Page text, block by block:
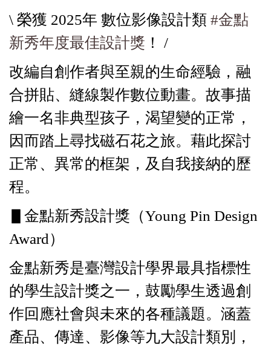
\ 榮獲 2025年 數位影像設計類 #金點
新秀年度最佳設計獎 ！ /
改編自創作者與至親的生命經驗，融
合拼貼、縫線製作數位動畫。故事描
繪一名非典型孩子，渴望變的正常，
因而踏上尋找磁石花之旅。藉此探討
正常、異常的框架，及自我接納的歷
程。
▋金點新秀設計獎（Young Pin Design
Award）
金點新秀是臺灣設計學界最具指標性
的學生設計獎之一，鼓勵學生透過創
作回應社會與未來的各種議題。涵蓋
產品、傳達、影像等九大設計類別，